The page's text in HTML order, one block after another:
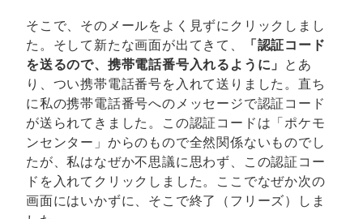
そこで、そのメールをよく見ずにクリックしまし
た。そして新たな画面が出てきて、
「認証コード
を送るので、携帯電話番号入れるように」
とあ
り、つい携帯電話番号を入れて送りました。直ち
に私の携帯電話番号へのメッセージで認証コード
が送られてきました。この認証コードは「ポケモ
ンセンター」からのもので全然関係ないものでし
たが、私はなぜか不思議に思わず、この認証コー
ドを入れてクリックしました。ここでなぜか次の
画面にはいかずに、そこで終了（フリーズ）しま